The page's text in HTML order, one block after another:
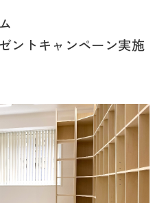
ントキャンペーン実施